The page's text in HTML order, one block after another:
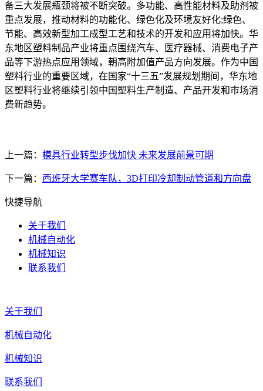
备三大发展瓶颈将被不断突破。多功能、高性能材料及助剂被
重点发展，推动材料的功能化、绿色化及环境友好化;绿色、
节能、高效新型加工成型工艺和技术的开发和应用将加快。华
东地区塑料制品产业将重点围绕汽车、医疗器械、消费电子产
品等下游热点应用领域，朝高附加值产品方向发展。作为中国
塑料行业的重要区域，在国家“十三五”发展规划期间，华东地
区塑料行业将继续引领中国塑料生产制造、产品开发和巿场消
费新趋势。
上一篇： 模具行业转型步伐加快 未来发展前景可期
下一篇： 西班牙大学赛车队，3D打印冷却制动管道和方向盘
快捷导航
关于我们
机械自动化
机械知识
联系我们
关于我们
机械自动化
机械知识
联系我们